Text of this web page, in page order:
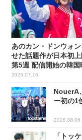
あのカン・ドンウォ
せた話題作が日本初上
第5週 配信開始の韓国
2026.07.16
NouerA
ー初の1
2026.08.06
「トッ